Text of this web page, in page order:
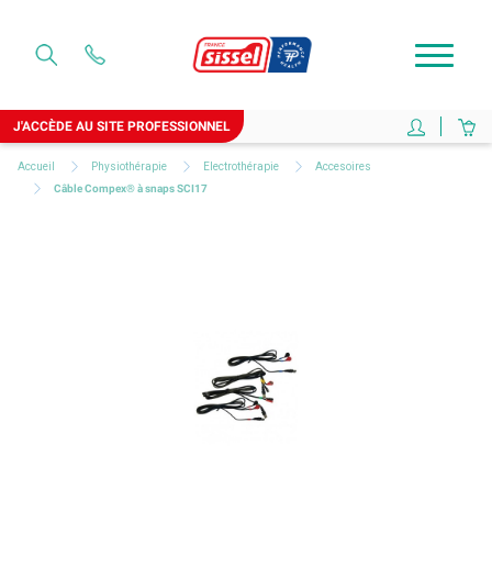
J'ACCÈDE AU SITE PROFESSIONNEL
Accueil Physiothérapie Electrothérapie
Accesoires
Câble Compex® à snaps SCI17